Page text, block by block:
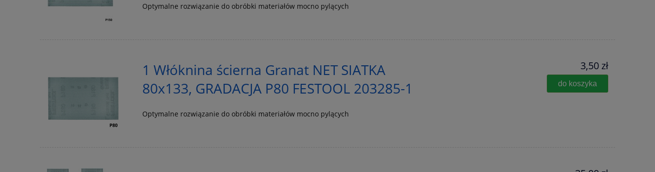
Optymalne rozwiązanie do obróbki materiałów mocno pylących
1 Włóknina ścierna Granat NET SIATKA
80x133, GRADACJA P80 FESTOOL 203285-1
Optymalne rozwiązanie do obróbki materiałów mocno pylących
3,50 zł
do koszyka